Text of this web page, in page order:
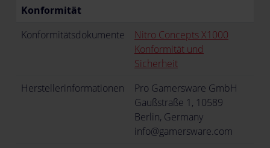
Konformität
Konformitätsdokumente
Nitro Concepts X1000
Konformität und
Sicherheit
Herstellerinformationen
Pro Gamersware GmbH
Gaußstraße 1, 10589
Berlin, Germany
info@gamersware.com